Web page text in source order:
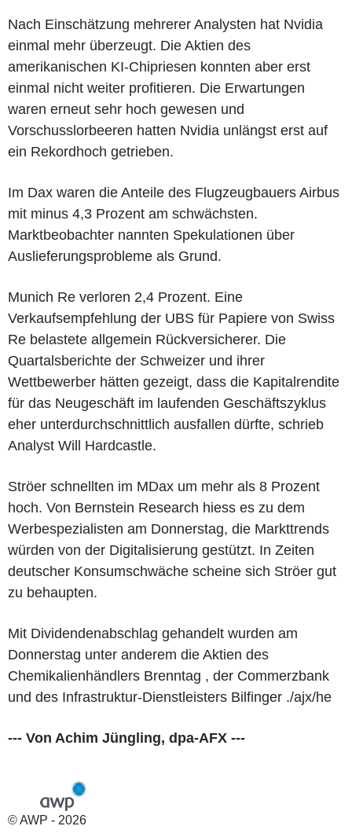
Nach Einschätzung mehrerer Analysten hat Nvidia
einmal mehr überzeugt. Die Aktien des
amerikanischen KI-Chipriesen konnten aber erst
einmal nicht weiter profitieren. Die Erwartungen
waren erneut sehr hoch gewesen und
Vorschusslorbeeren hatten Nvidia unlängst erst auf
ein Rekordhoch getrieben.
Im Dax waren die Anteile des Flugzeugbauers Airbus
mit minus 4,3 Prozent am schwächsten.
Marktbeobachter nannten Spekulationen über
Auslieferungsprobleme als Grund.
Munich Re verloren 2,4 Prozent. Eine
Verkaufsempfehlung der UBS für Papiere von Swiss
Re belastete allgemein Rückversicherer. Die
Quartalsberichte der Schweizer und ihrer
Wettbewerber hätten gezeigt, dass die Kapitalrendite
für das Neugeschäft im laufenden Geschäftszyklus
eher unterdurchschnittlich ausfallen dürfte, schrieb
Analyst Will Hardcastle.
Ströer schnellten im MDax um mehr als 8 Prozent
hoch. Von Bernstein Research hiess es zu dem
Werbespezialisten am Donnerstag, die Markttrends
würden von der Digitalisierung gestützt. In Zeiten
deutscher Konsumschwäche scheine sich Ströer gut
zu behaupten.
Mit Dividendenabschlag gehandelt wurden am
Donnerstag unter anderem die Aktien des
Chemikalienhändlers Brenntag , der Commerzbank
und des Infrastruktur-Dienstleisters Bilfinger ./ajx/he
--- Von Achim Jüngling, dpa-AFX ---
© AWP - 2026